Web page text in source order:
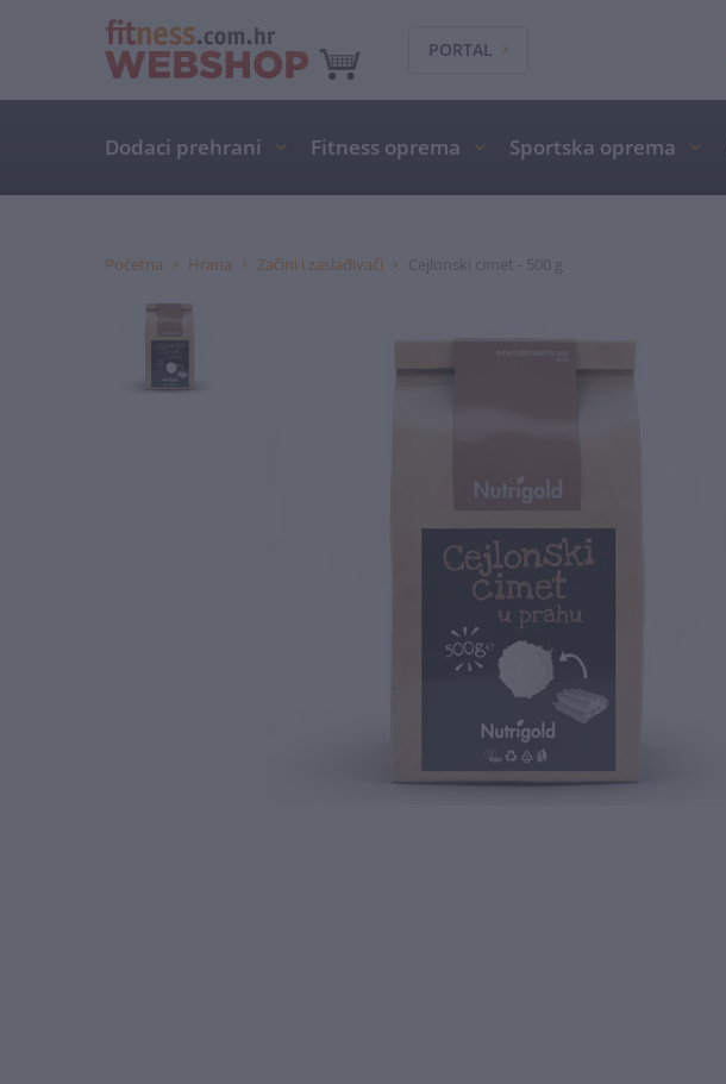
PORTAL
Dodaci prehrani Fitness oprema Sportska oprema
Početna Hrana Začini i zaslađivači Cejlonski cimet - 500 g